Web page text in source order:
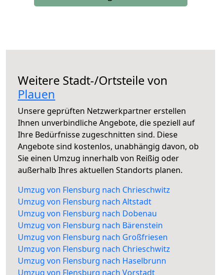
Weitere Stadt-/Ortsteile von
Plauen
Unsere geprüften Netzwerkpartner erstellen
Ihnen unverbindliche Angebote, die speziell auf
Ihre Bedürfnisse zugeschnitten sind. Diese
Angebote sind kostenlos, unabhängig davon, ob
Sie einen Umzug innerhalb von Reißig oder
außerhalb Ihres aktuellen Standorts planen.
Umzug von Flensburg nach Chrieschwitz
Umzug von Flensburg nach Altstadt
Umzug von Flensburg nach Dobenau
Umzug von Flensburg nach Bärenstein
Umzug von Flensburg nach Großfriesen
Umzug von Flensburg nach Chrieschwitz
Umzug von Flensburg nach Haselbrunn
Umzug von Flensburg nach Vorstadt